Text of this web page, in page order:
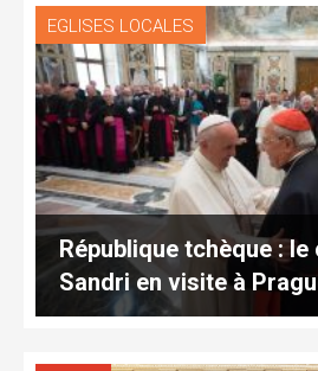
EGLISES LOCALES
République tchèque : le
Sandri en visite à